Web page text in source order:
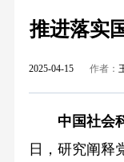
推进落实
2025-04-15 作者：
中国社会
日，研究阐释